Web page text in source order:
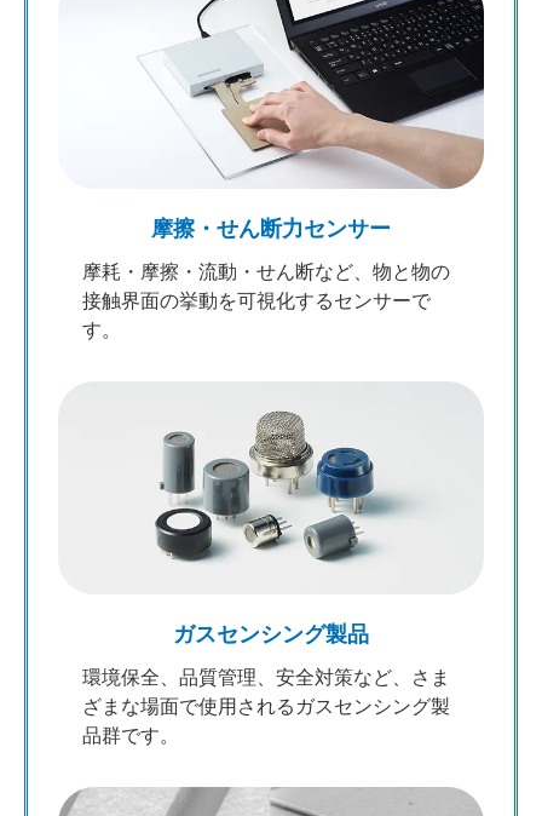
摩擦・せん断力センサー
摩耗・摩擦・流動・せん断など、物と物の
接触界面の挙動を可視化するセンサーで
す。
ガスセンシング製品
環境保全、品質管理、安全対策など、さま
ざまな場面で使用されるガスセンシング製
品群です。